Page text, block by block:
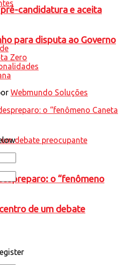
candidatura e aceita
para disputa ao Governo
o “fenômeno
de um debate
Zero
Webmundo Soluções